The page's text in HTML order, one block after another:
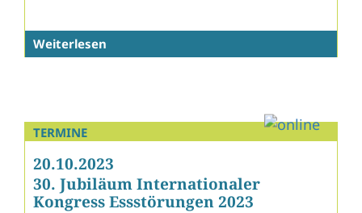
Weiterlesen
TERMINE
20.10.2023
30. Jubiläum Internationaler
Kongress Essstörungen 2023